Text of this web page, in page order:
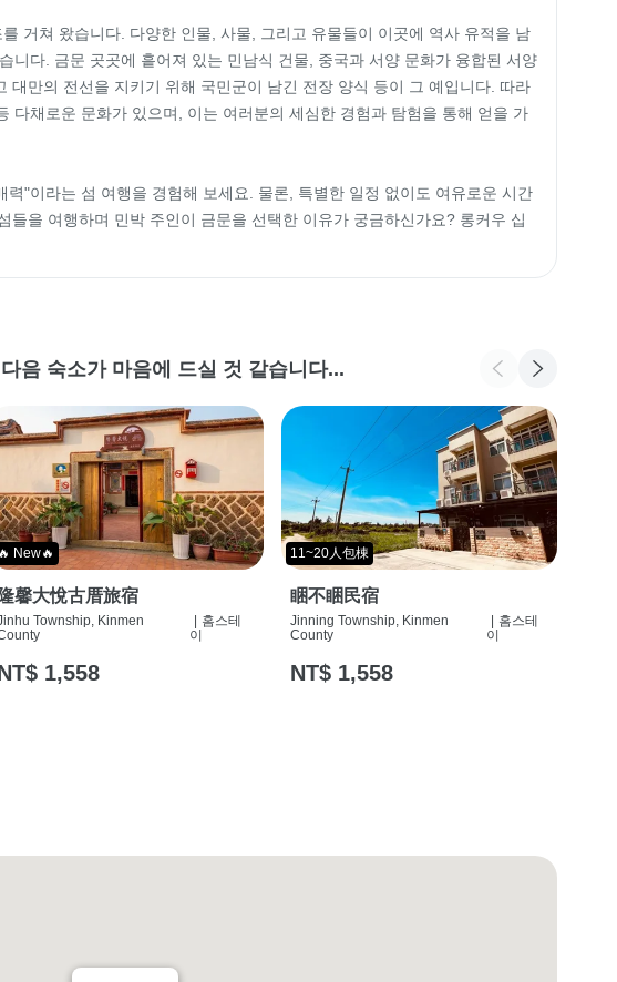
거쳐 왔습니다. 다양한 인물, 사물, 그리고 유물들이 이곳에 역사 유적을 남
니다. 금문 곳곳에 흩어져 있는 민남식 건물, 중국과 서양 문화가 융합된 서양
대만의 전선을 지키기 위해 국민군이 남긴 전장 양식 등이 그 예입니다. 따라
다채로운 문화가 있으며, 이는 여러분의 세심한 경험과 탐험을 통해 얻을 가
"이라는 섬 여행을 경험해 보세요. 물론, 특별한 일정 없이도 여유로운 시간
들을 여행하며 민박 주인이 금문을 선택한 이유가 궁금하신가요? 롱커우 십
음 숙소가 마음에 드실 것 같습니다...
🔥 New🔥
隆馨大悅古厝旅宿
Township, Kinmen
| 홈스테
이
1,558
11~20人包棟
睏不睏民宿
Jinning Township, Kinmen
County
| 홈스테
이
NT$ 1,558